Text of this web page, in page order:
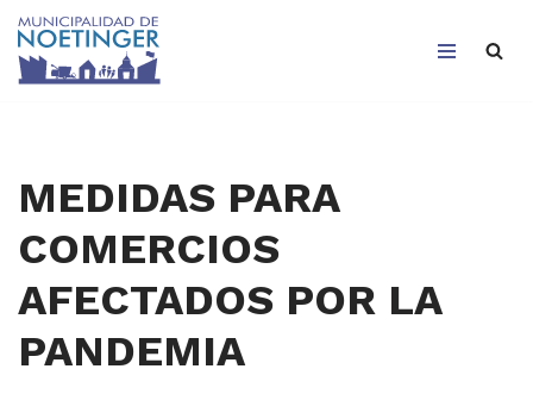
Saltar
MEDIDAS PARA
COMERCIOS
AFECTADOS POR LA
PANDEMIA